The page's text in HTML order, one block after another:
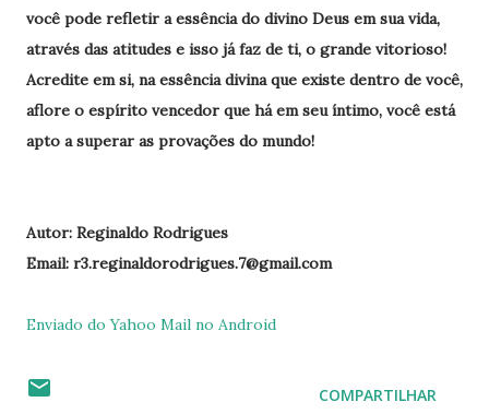
você pode refletir a essência do divino Deus em sua vida,
através das atitudes e isso já faz de ti, o grande vitorioso!
Acredite em si, na essência divina que existe dentro de você,
aflore o espírito vencedor que há em seu íntimo, você está
apto a superar as provações do mundo!
Autor: Reginaldo Rodrigues
Email: r3.reginaldorodrigues.7@gmail.com
Enviado do Yahoo Mail no Android
COMPARTILHAR